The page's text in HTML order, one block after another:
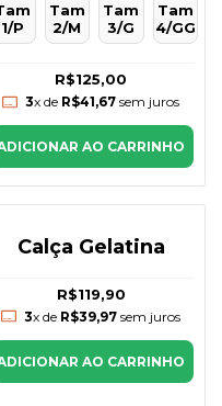
1/P
Tam
2/M
Tam
3/G
Tam
4/GG
R$125,00
3x de R$41,67sem juros
AO CARRINHO
Calça Gelatina
R$119,90
3x de R$39,97sem juros
AO CARRINHO